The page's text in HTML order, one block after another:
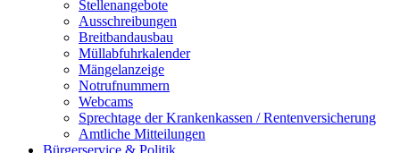
Stellenangebote
Ausschreibungen
Breitbandausbau
Müllabfuhrkalender
Mängelanzeige
Notrufnummern
Webcams
Sprechtage der Krankenkassen / Rentenversicherung
Amtliche Mitteilungen
Bürgerservice & Politik